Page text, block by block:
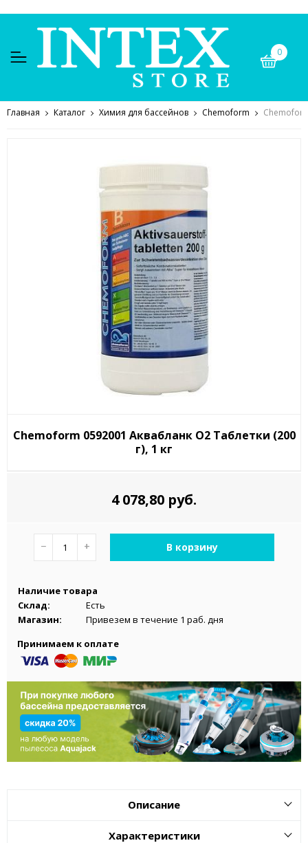
0
Главная Каталог Химия для бассейнов Chemoform
Chemoform 0592001 Аквабланк О2 Таблетки (200
г), 1 кг
4 078,80 руб.
− + В корзину
Наличие товара
Склад:
Есть
Магазин:
Привезем в течение 1 раб. дня
Принимаем к оплате
Описание
Характеристики